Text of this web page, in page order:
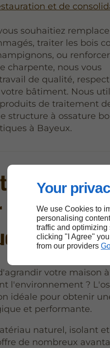
Your
We use Cookies to
personalising
traffic and
clicking "I Agree"
from our providers
et de
souhaitiez
traiter les bois
ou
charpente, nous vous
de qualité,
bâtiment. Nous
de traitement
structure à ossature
à Bayeux.
à Bayeux
votre maison
l'environnement ?
idéale pour obtenir
et performante.
naturel, isolant et
de nombreux